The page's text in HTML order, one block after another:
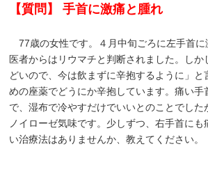
【質問】 手首に激痛と腫れ
77歳の女性です。４月中旬ごろに左手首に
医者からはリウマチと判断されました。しか
どいので、今は飲まずに辛抱するように」と
めの座薬でどうにか辛抱しています。痛い手
で、湿布で冷やすだけでいいとのことでし
ノイローゼ気味です。少しずつ、右手首に
い治療法はありませんか、教えてください。